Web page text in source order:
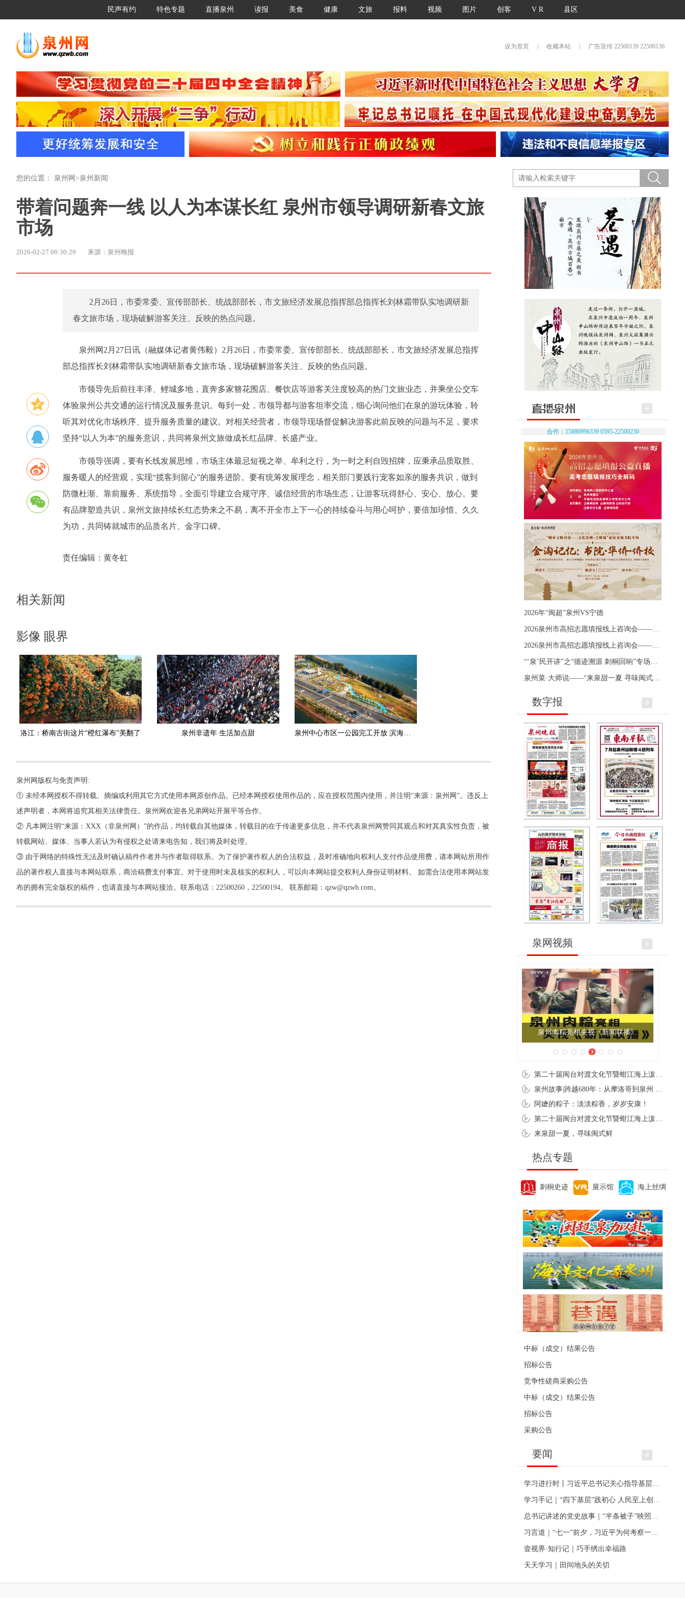
民声有约 特色专题 直播泉州 读报 美食 健康 文旅 报料 视频 图片 创客 V R 县区
设为首页 收藏本站 广告宣传 22500139 22500136
您的位置： 泉州网 >泉州新闻
带着问题奔一线 以人为本谋长红 泉州市领导调研新春文旅
市场
2026-02-27 08:30:29 来源：泉州晚报
2月26日，市委常委、宣传部部长、统战部部长，市文旅经济发展总指挥部总指挥长刘林霜带队实地调研新
春文旅市场，现场破解游客关注、反映的热点问题。
泉州网2月27日讯（融媒体记者黄伟毅）2月26日，市委常委、宣传部部长、统战部部长，市文旅经济发展总指挥
部总指挥长刘林霜带队实地调研新春文旅市场，现场破解游客关注、反映的热点问题。
市领导先后前往丰泽、鲤城多地，直奔多家簪花围店、餐饮店等游客关注度较高的热门文旅业态，并乘坐公交车
体验泉州公共交通的运行情况及服务意识。每到一处，市领导都与游客坦率交流，细心询问他们在泉的游玩体验，聆
听其对优化市场秩序、提升服务质量的建议。对相关经营者，市领导现场督促解决游客此前反映的问题与不足，要求
坚持“以人为本”的服务意识，共同将泉州文旅做成长红品牌、长盛产业。
市领导强调，要有长线发展思维，市场主体最忌短视之举、牟利之行，为一时之利自毁招牌，应秉承品质取胜、
服务暖人的经营观，实现“揽客到留心”的服务进阶。要有统筹发展理念，相关部门要践行宠客如亲的服务共识，做到
防微杜渐、靠前服务、系统指导，全面引导建立合规守序、诚信经营的市场生态，让游客玩得舒心、安心、放心。要
有品牌塑造共识，泉州文旅持续长红态势来之不易，离不开全市上下一心的持续奋斗与用心呵护，要倍加珍惜、久久
为功，共同铸就城市的品质名片、金字口碑。
责任编辑： 黄冬虹
相关新闻
影像 眼界
洛江：桥南古街这片“橙红瀑布”美翻了 泉州非遗年 生活加点甜
泉州网版权与免责声明:
① 未经本网授权不得转载、摘编或利用其它方式使用本网原创作品。已经本网授权使用作品的，应在授权范围内使用，并注明“来源：泉州网”。违反上
述声明者，本网将追究其相关法律责任。泉州网欢迎各兄弟网站开展平等合作。
② 凡本网注明“来源：XXX（非泉州网）”的作品，均转载自其他媒体，转载目的在于传递更多信息，并不代表泉州网赞同其观点和对其真实性负责，被
转载网站、媒体、当事人若认为有侵权之处请来电告知，我们将及时处理。
③ 由于网络的特殊性无法及时确认稿件作者并与作者取得联系。为了保护著作权人的合法权益，及时准确地向权利人支付作品使用费，请本网站所用作
品的著作权人直接与本网站联系，商洽稿费支付事宜。对于使用时未及核实的权利人，可以向本网站提交权利人身份证明材料。 如需合法使用本网站发
布的拥有完全版权的稿件，也请直接与本网站接洽。联系电话：22500260，22500194。 联系邮箱：qzw@qzwb.com。
合作：15880996339 0595-22500230
2026年“闽超”泉州VS宁德
数字报
泉网视频
泉州肉粽亮相央视《新闻联播》
阿嬷的粽子：淡淡粽香，岁岁安康！
来泉甜一夏，寻味闽式鲜
热点专题
刺桐史迹 展示馆 海上丝绸
便民资讯
中标（成交）结果公告
招标公告
竞争性磋商采购公告
中标（成交）结果公告
招标公告
采购公告
要闻
壹视界·知行记｜巧手绣出幸福路
天天学习｜田间地头的关切